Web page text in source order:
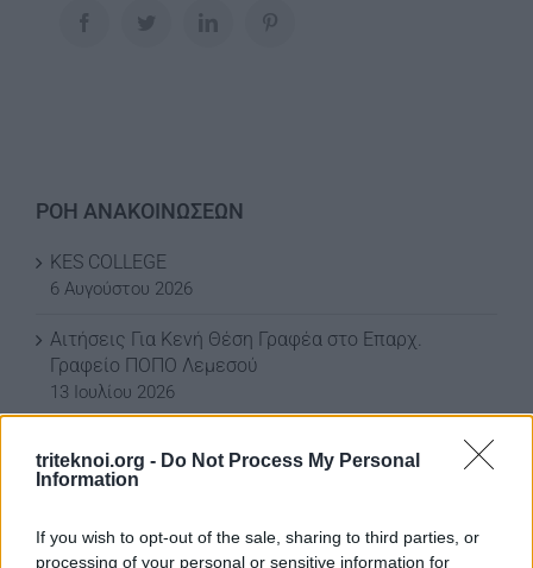
triteknoi.org - Do Not Process My Personal
Information
If you wish to opt-out of the sale, sharing to third parties, or
processing of your personal or sensitive information for
ΡΟΗ ΑΝΑΚΟΙΝΩΣΕΩΝ
KES COLLEGE
6 Αυγούστου 2026
Αιτήσεις Για Κενή Θέση Γραφέα στο Επαρχ.
Γραφείο ΠΟΠΟ Λεμεσού
13 Ιουλίου 2026
ΒΡΑΒΕΥΣΕΙΣ ΑΡΙΣΤΩΝ ΤΕΛΕΙΟΦΟΙΤΩΝ ΜΑΘΗΤΩΝ
3 Ιουλίου 2026
2026